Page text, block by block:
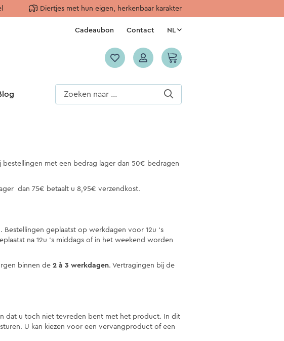
Diertjes met hun eigen, herkenbaar karakter
Cadeaubon Contact NL
met een bedrag lager dan 50€ bedragen
dan 75€ betaalt u 8,95€ verzendkost.
geplaatst op werkdagen voor 12u ‘s
na 12u ’s middags of in het weekend worden
binnen de 2 à 3 werkdagen. Vertragingen bij de
dat u toch niet tevreden bent met het product. In dit
U kan kiezen voor een vervangproduct of een